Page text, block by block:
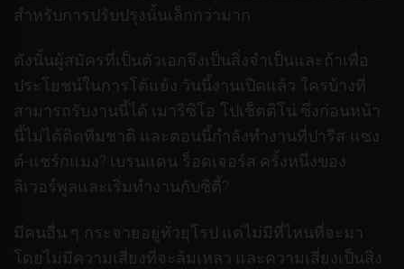
สำหรับการปรับปรุงนั้นเล็กกว่ามาก
ดังนั้นผู้สมัครที่เป็นตัวเอกจึงเป็นสิ่งจำเป็นและถ้าเพื่อ
ประโยชน์ในการโต้แย้ง วันนี้งานเปิดแล้ว ใครบ้างที่
สามารถรับงานนี้ได้ เมาริซิโอ โปเช็ตติโน่ ซึ่งก่อนหน้า
นี้ไม่ได้ติดทีมชาติ และตอนนี้กำลังทำงานที่ปารีส แซง
ต์-แชร์กแมง? เบรนแดน ร็อดเจอร์ส ครั้งหนึ่งของ
ลิเวอร์พูลและเริ่มทำงานกับซิตี้?
มีคนอื่น ๆ กระจายอยู่ทั่วยุโรป แต่ไม่มีที่ไหนที่จะมา
โดยไม่มีความเสี่ยงที่จะล้มเหลว และความเสี่ยงเป็นสิ่ง